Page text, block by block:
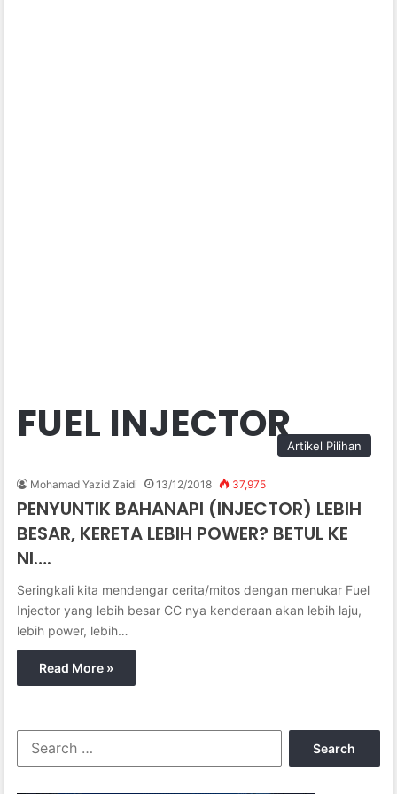
FUEL INJECTORArtikel Pilihan
Mohamad Yazid Zaidi 13/12/2018 37,975
PENYUNTIK BAHANAPI (INJECTOR) LEBIH
BESAR, KERETA LEBIH POWER? BETUL KE
NI….
Seringkali kita mendengar cerita/mitos dengan menukar Fuel
Injector yang lebih besar CC nya kenderaan akan lebih laju,
lebih power, lebih…
Read More »